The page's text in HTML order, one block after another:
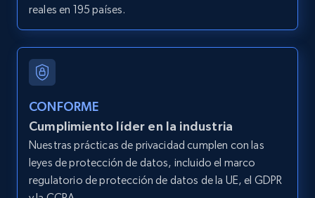
LinkedIn posts - Discover user's articles by
URL
URL, ID, User id, Use url, Title, Headline, Post
text, Date posted, and more.
11.3K+ 1.5K+ Prueba gratuita
reales en 195 países.
CONFORME
Cumplimiento líder en la industria
Nuestras prácticas de privacidad cumplen con las
leyes de protección de datos, incluido el marco
regulatorio de protección de datos de la UE, el GDPR